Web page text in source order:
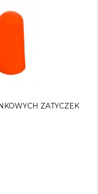
ZATYCZEK